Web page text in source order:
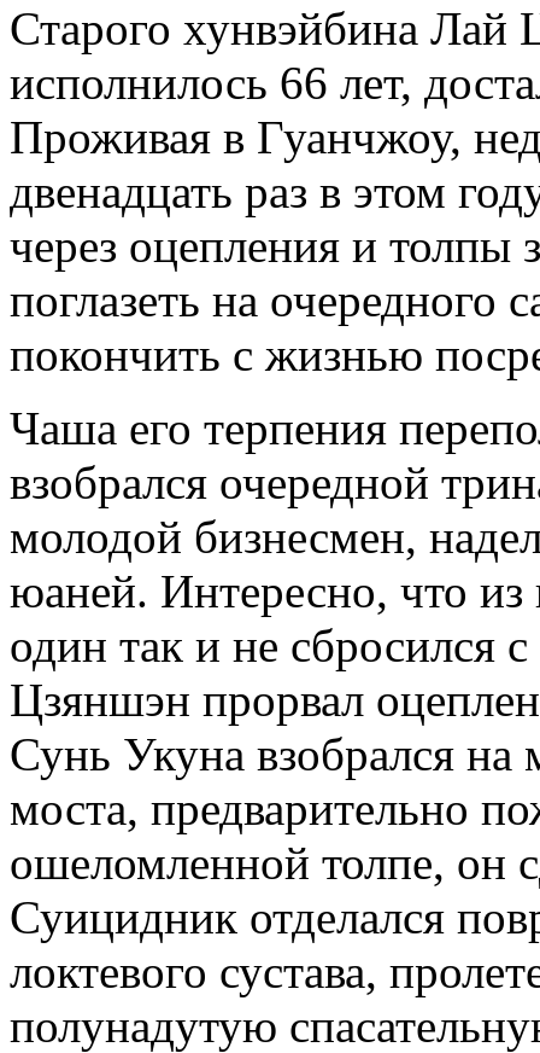
Старого хунвэйбина Лай
исполнилось 66 лет,
Проживая в Гуанчжоу,
двенадцать раз в этом
через оцепления и толпы
поглазеть на
покончить с жизнью
Чаша его терпения
взобрался очередной
молодой бизнесмен,
юаней. Интересно, что
один так и не сбросился
Цзяншэн прорвал
Сунь Укуна взобрался на
моста, предварительно
ошеломленной толпе, он
Суицидник отделался
локтевого сустава,
полунадутую